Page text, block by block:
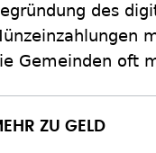
des
Gemeinden oft
ZU GELD